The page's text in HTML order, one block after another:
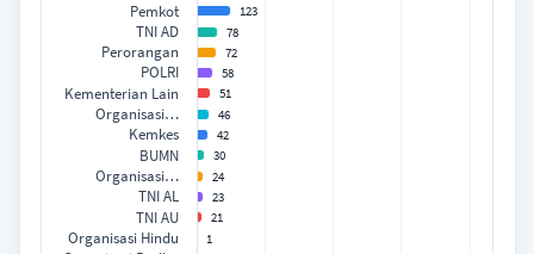
123
78
72
58
51
46
42
30
24
23
21
1
Pemkot
TNI AD
Perorangan
POLRI
Kementerian Lain
Organisasi…
Kemkes
BUMN
Organisasi…
TNI AL
TNI AU
Organisasi Hindu